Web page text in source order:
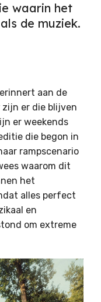
waarin het
de muziek.
aan de
er die blijven
er weekends
die begon in
rampscenario
waarom dit
het
alles perfect
en
om extreme